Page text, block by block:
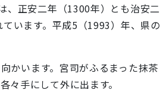
、正安二年（1300年）とも治安二
います。平成5（1993）年、県の
かいます。宮司がふるまった抹茶
手にして外に出ます。